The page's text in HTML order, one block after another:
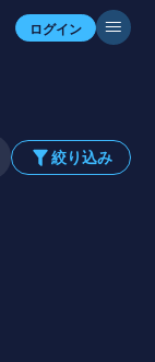
ログイン
自分のアセットを確認
絞り込み